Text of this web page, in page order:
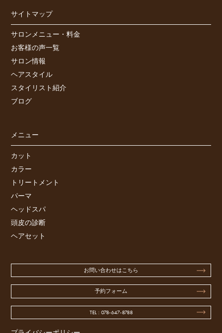
サイトマップ
サロンメニュー・料金
お客様の声一覧
サロン情報
ヘアスタイル
スタイリスト紹介
ブログ
メニュー
カット
カラー
トリートメント
パーマ
ヘッドスパ
頭皮の診断
ヘアセット
お問い合わせはこちら
予約フォーム
TEL : 078-647-8788